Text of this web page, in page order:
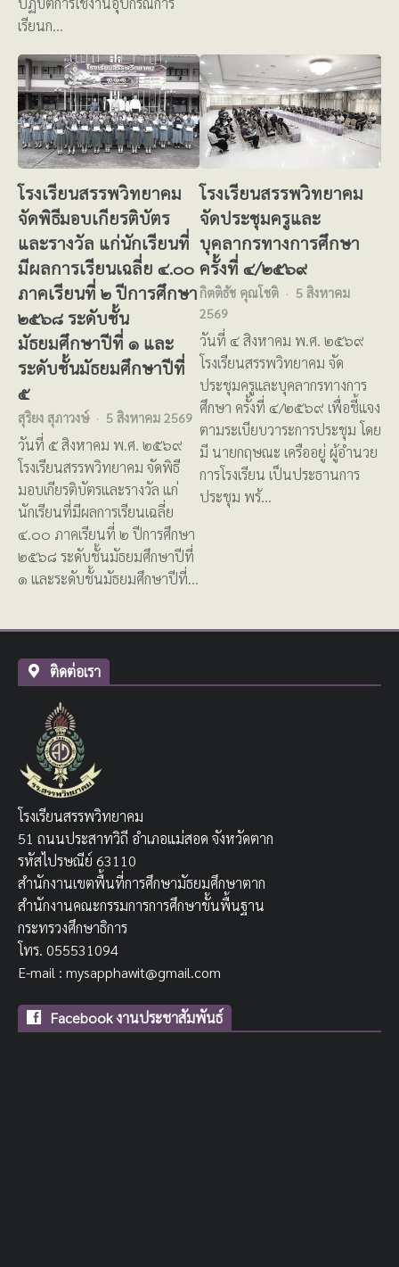
เรียนก…
โรงเรียนสรรพวิทยาคม
จัดพิธีมอบเกียรติบัตร
และรางวัล แก่นักเรียนที่
มีผลการเรียนเฉลี่ย ๔.๐๐
ภาคเรียนที่ ๒ ปีการศึกษา
๒๕๖๘ ระดับชั้น
มัธยมศึกษาปีที่ ๑ และ
ระดับชั้นมัธยมศึกษาปีที่
๕
สุริยง สุภาวงษ์ 5 สิงหาคม 2569
วันที่ ๕ สิงหาคม พ.ศ. ๒๕๖๙
โรงเรียนสรรพวิทยาคม จัดพิธี
มอบเกียรติบัตรและรางวัล แก่
นักเรียนที่มีผลการเรียนเฉลี่ย
๔.๐๐ ภาคเรียนที่ ๒ ปีการศึกษา
๒๕๖๘ ระดับชั้นมัธยมศึกษาปีที่
๑ และระดับชั้นมัธยมศึกษาปีที่…
โรงเรียนสรรพวิทยาคม
จัดประชุมครูและ
บุคลากรทางการศึกษา
ครั้งที่ ๔/๒๕๖๙
กิตติธัช คุณโชติ
5 สิงหาคม
2569
วันที่ ๔ สิงหาคม พ.ศ. ๒๕๖๙
โรงเรียนสรรพวิทยาคม จัด
ประชุมครูและบุคลากรทางการ
ศึกษา ครั้งที่ ๔/๒๕๖๙ เพื่อชี้แจง
ตามระเบียบวาระการประชุม โดย
มี นายกฤษณะ เครืออยู่ ผู้อำนวย
การโรงเรียน เป็นประธานการ
ประชุม พร้…
ติดต่อเรา
โรงเรียนสรรพวิทยาคม
51 ถนนประสาทวิถี อำเภอแม่สอด จังหวัดตาก
รหัสไปรษณีย์ 63110
สำนักงานเขตพื้นที่การศึกษามัธยมศึกษาตาก
สำนักงานคณะกรรมการการศึกษาขั้นพื้นฐาน
กระทรวงศึกษาธิการ
โทร. 055531094
E-mail : mysapphawit@gmail.com
Facebook งานประชาสัมพันธ์